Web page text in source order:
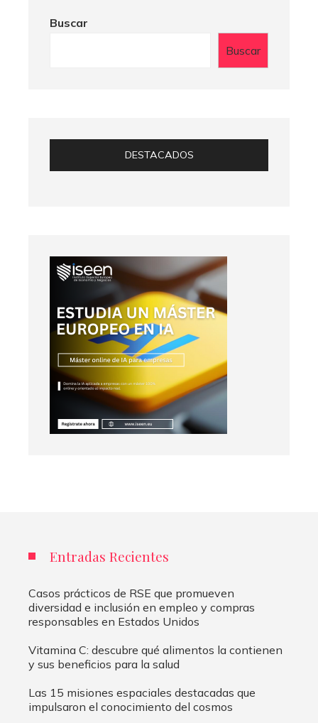
Buscar
Buscar
DESTACADOS
Entradas Recientes
Casos prácticos de RSE que promueven
diversidad e inclusión en empleo y compras
responsables en Estados Unidos
Vitamina C: descubre qué alimentos la contienen
y sus beneficios para la salud
Las 15 misiones espaciales destacadas que
impulsaron el conocimiento del cosmos